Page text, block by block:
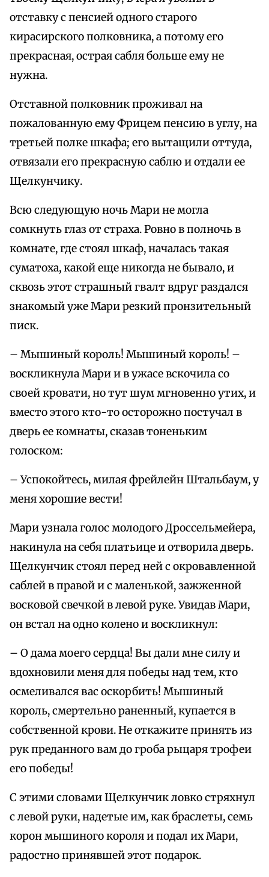
отставку с пенсией одного старого
кирасирского полковника, а потому его
прекрасная, острая сабля больше ему не
нужна.
Отставной полковник проживал на
пожалованную ему Фрицем пенсию в углу, на
третьей полке шкафа; его вытащили оттуда,
отвязали его прекрасную саблю и отдали ее
Щелкунчику.
Всю следующую ночь Мари не могла
сомкнуть глаз от страха. Ровно в полночь в
комнате, где стоял шкаф, началась такая
суматоха, какой еще никогда не бывало, и
сквозь этот страшный гвалт вдруг раздался
знакомый уже Мари резкий пронзительный
писк.
– Мышиный король! Мышиный король! –
воскликнула Мари и в ужасе вскочила со
своей кровати, но тут шум мгновенно утих, и
вместо этого кто-то осторожно постучал в
дверь ее комнаты, сказав тоненьким
голоском:
– Успокойтесь, милая фрейлейн Штальбаум, у
меня хорошие вести!
Мари узнала голос молодого Дроссельмейера,
накинула на себя платьице и отворила дверь.
Щелкунчик стоял перед ней с окровавленной
саблей в правой и с маленькой, зажженной
восковой свечкой в левой руке. Увидав Мари,
он встал на одно колено и воскликнул:
– О дама моего сердца! Вы дали мне силу и
вдохновили меня для победы над тем, кто
осмеливался вас оскорбить! Мышиный
король, смертельно раненный, купается в
собственной крови. Не откажите принять из
рук преданного вам до гроба рыцаря трофеи
его победы!
С этими словами Щелкунчик ловко стряхнул
с левой руки, надетые им, как браслеты, семь
корон мышиного короля и подал их Мари,
радостно принявшей этот подарок.